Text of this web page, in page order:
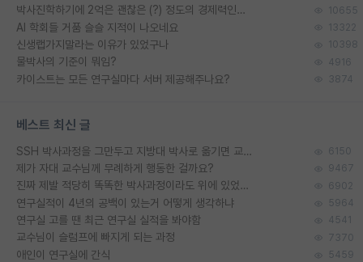
박사진학하기에 2억은 괜찮은 (?) 정도의 경제력인가요 10655
AI 학회들 거품 슬슬 지적이 나오네요 13322
신생랩가지말라는 이유가 있었구나 10398
물박사의 기준이 뭐임? 4916
카이스트는 모든 연구실마다 서버 제공해주나요? 3874
베스트 최신 글
SSH 박사과정을 그만두고 지방대 박사로 옮기면 교수의 꿈은 끝일까요? 6150
제가 자대 교수님께 무례하게 행동한 걸까요? 9467
진짜 제발 적당히 똑똑한 박사과정이라도 위에 있었으면.. 6902
연구실적이 4년의 공백이 있는거 어떻게 생각하냐 5964
연구실 고를 땐 최근 연구실 실적을 봐야함 4541
교수님이 슬럼프에 빠지게 되는 과정 7370
애인이 연구실에 간식 5459